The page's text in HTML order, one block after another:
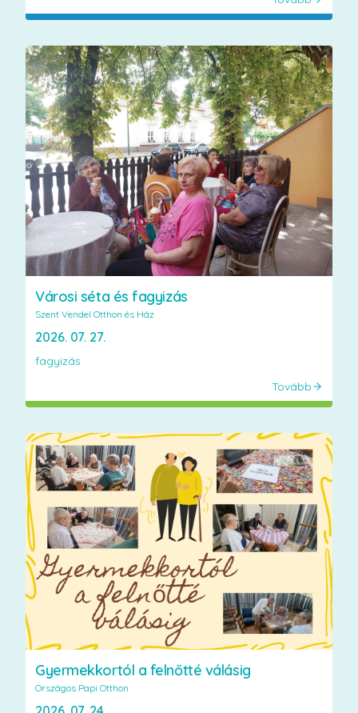
Városi séta és fagyizás
Szent Vendel Otthon és Ház
2026. 07. 27.
fagyizás
Tovább
Gyermekkortól a felnőtté válásig
Országos Papi Otthon